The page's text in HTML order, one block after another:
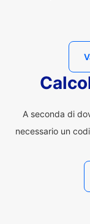
A seconda di
necessario un